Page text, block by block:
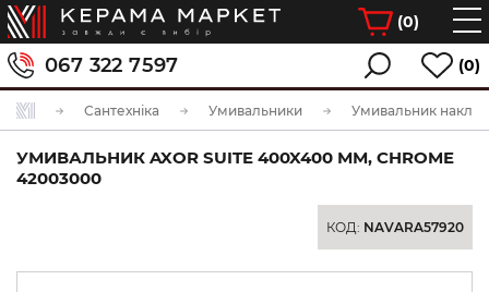
(0)
067 322 7597 (0)
Сантехніка Умивальники Умивальник
УМИВАЛЬНИК AXOR SUITE 400X400 ММ, CHROME
42003000
КОД: NAVARA57920